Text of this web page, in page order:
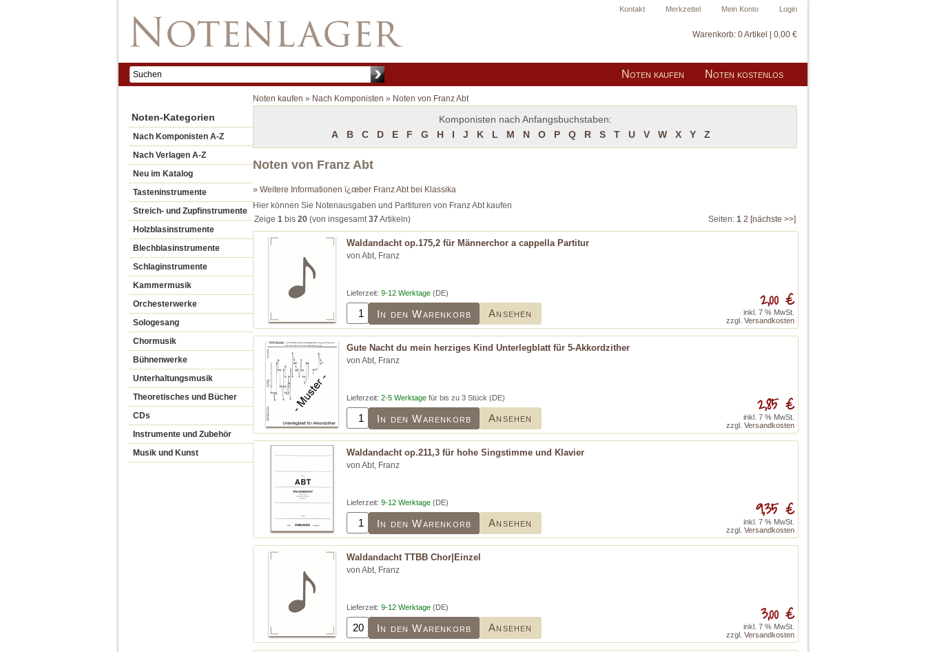
Login
Mein Konto
Merkzettel
Kontakt
Warenkorb: 0 Artikel | 0,00 €
Noten kaufen Noten kostenlos
Noten-Kategorien
Nach Komponisten A-Z
Nach Verlagen A-Z
Neu im Katalog
Tasteninstrumente
Streich- und Zupfinstrumente
Holzblasinstrumente
Blechblasinstrumente
Schlaginstrumente
Kammermusik
Orchesterwerke
Sologesang
Chormusik
Bühnenwerke
Unterhaltungsmusik
Theoretisches und Bücher
CDs
Instrumente und Zubehör
Musik und Kunst
Noten kaufen » Nach Komponisten » Noten von Franz Abt
Komponisten nach Anfangsbuchstaben:
A
B C D E F G H I J K L M N O P Q R S T U V W X Y Z
Noten von Franz Abt
» Weitere Informationen ï¿œber Franz Abt bei Klassika
Hier können Sie Notenausgaben und Partituren von Franz Abt kaufen
Zeige 1 bis 20 (von insgesamt37Artikeln) Seiten: 1 2 [nächste >>]
Waldandacht op.175,2 für Männerchor a cappella Partitur
von Abt, Franz
Lieferzeit: 9-12 Werktage (DE)
In den Warenkorb Ansehen
2,00 €
inkl. 7 % MwSt.
zzgl. Versandkosten
Gute Nacht du mein herziges Kind Unterlegblatt für 5-Akkordzither
von Abt, Franz
Lieferzeit: 2-5 Werktage für bis zu 3 Stück (DE)
In den Warenkorb Ansehen
2,85 €
inkl. 7 % MwSt.
zzgl. Versandkosten
Waldandacht op.211,3 für hohe Singstimme und Klavier
von Abt, Franz
Lieferzeit: 9-12 Werktage (DE)
In den Warenkorb Ansehen
9,35 €
inkl. 7 % MwSt.
zzgl. Versandkosten
Waldandacht TTBB Chor|Einzel
von Abt, Franz
Lieferzeit: 9-12 Werktage (DE)
In den Warenkorb Ansehen
3,00 €
inkl. 7 % MwSt.
zzgl. Versandkosten